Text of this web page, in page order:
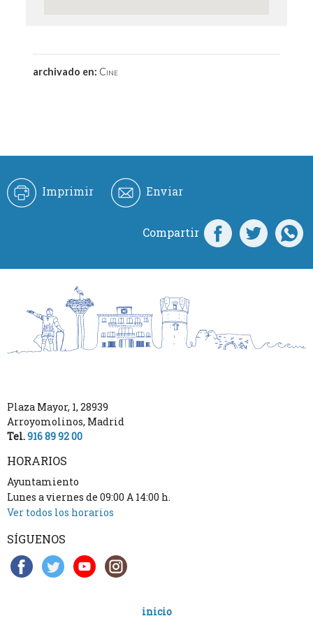
archivado en:Cine
Imprimir Enviar
Compartir
Plaza Mayor, 1, 28939
Arroyomolinos, Madrid
Tel.916 89 92 00
HORARIOS
Ayuntamiento
Lunes a viernes de 09:00 A 14:00 h.
Ver todos los horarios
SÍGUENOS
inicio